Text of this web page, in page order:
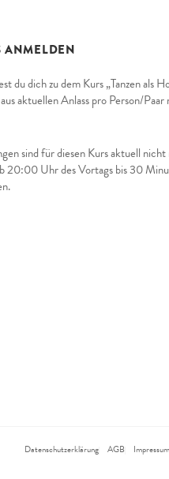
ANMELDEN
du dich zu dem Kurs „Tanzen als
aktuellen Anlass pro Person/
sind für diesen Kurs aktuell
20:00 Uhr des Vortags bis 30
Datenschutzerklärung AGB Impressum